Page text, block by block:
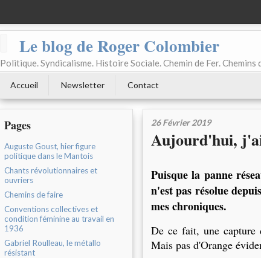
Le blog de Roger Colombier
Politique. Syndicalisme. Histoire Sociale. Chemin de Fer.
Accueil Newsletter Contact
Pages
Auguste Goust, hier figure
politique dans le Mantois
Chants révolutionnaires et
ouvriers
Chemins de faire
Conventions collectives et
condition féminine au travail en
1936
Gabriel Roulleau, le métallo
résistant
26 Février 2019
Aujourd'hui,
Puisque la panne
n'est pas résolue
mes chroniques.
De ce fait, une capture
Mais pas d'Orange